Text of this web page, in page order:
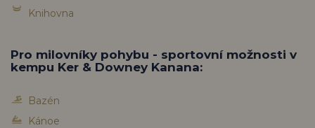
Knihovna
Pro milovníky pohybu - sportovní možnosti v
kempu Ker & Downey Kanana:
Bazén
Kánoe